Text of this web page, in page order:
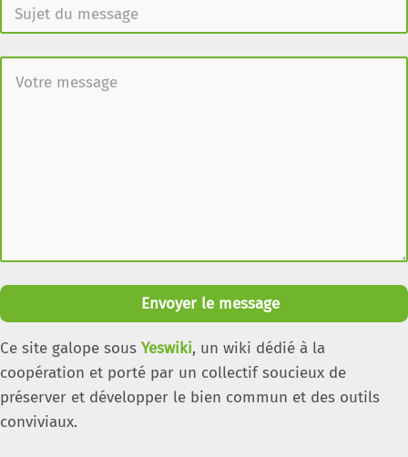
Envoyer le message
Ce site galope sous Yeswiki, un wiki dédié à la
coopération et porté par un collectif soucieux de
préserver et développer le bien commun et des outils
conviviaux.